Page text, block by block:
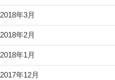
2018年3月
2018年2月
2018年1月
2017年12月